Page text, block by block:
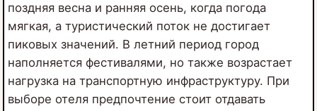
поздняя весна и ранняя осень, когда погода
мягкая, а туристический поток не достигает
пиковых значений. В летний период город
наполняется фестивалями, но также возрастает
нагрузка на транспортную инфраструктуру. При
выборе отеля предпочтение стоит отдавать